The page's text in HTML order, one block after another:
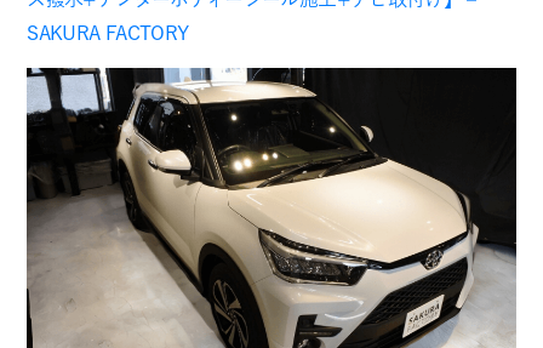
SAKURA FACTORY